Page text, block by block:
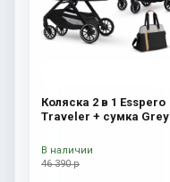
Коляска 2 в 1 Esspero
Traveler + сумка Grey
46 390 р
В наличии